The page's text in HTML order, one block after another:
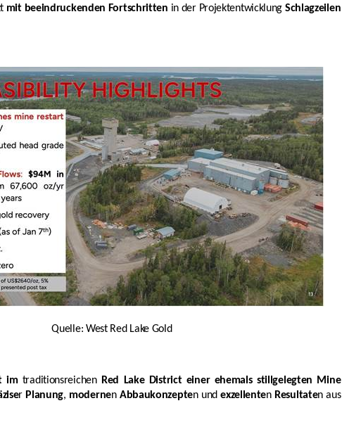
mit beeindruckenden Fortschritten in der Projektentwicklung Schlagzeilen
Quelle: West Red Lake Gold
imtraditionsreichen Red Lake District einer ehemals stillgelegten Mine
r Planung, modernen Abbaukonzepten undexzellenten Resultaten aus